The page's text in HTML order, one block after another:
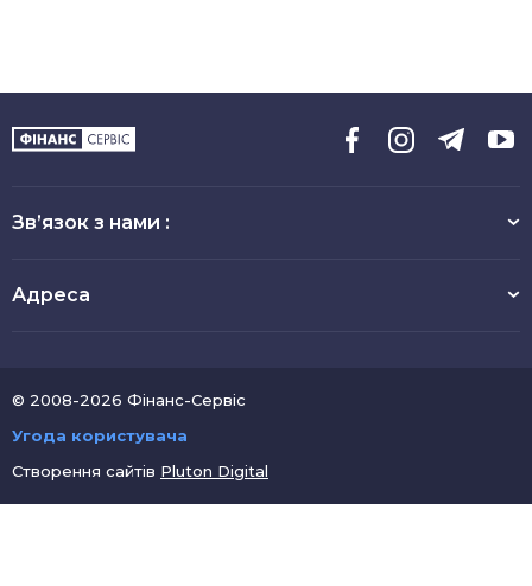
Зв’язок з нами :
Адреса
© 2008-2026 Фінанс-Сервіс
Угода користувача
Створення сайтів Pluton Digital